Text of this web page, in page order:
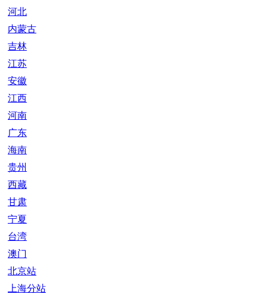
河北
内蒙古
吉林
江苏
安徽
江西
河南
广东
海南
贵州
西藏
甘肃
宁夏
台湾
澳门
北京站
上海分站